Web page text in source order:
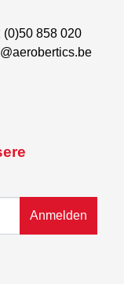
Anmelden
(0)50 858 020